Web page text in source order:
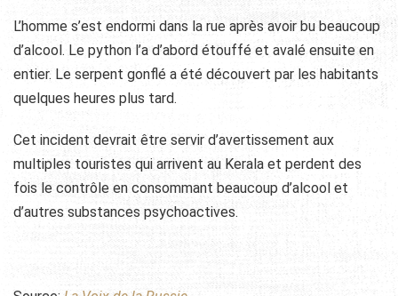
L’homme s’est endormi dans la rue après avoir bu beaucoup
d’alcool. Le python l’a d’abord étouffé et avalé ensuite en
entier. Le serpent gonflé a été découvert par les habitants
quelques heures plus tard.
Cet incident devrait être servir d’avertissement aux
multiples touristes qui arrivent au Kerala et perdent des
fois le contrôle en consommant beaucoup d’alcool et
d’autres substances psychoactives.